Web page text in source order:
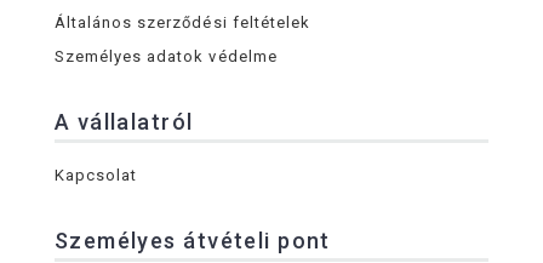
Általános szerződési feltételek
Személyes adatok védelme
A vállalatról
Kapcsolat
Személyes átvételi pont